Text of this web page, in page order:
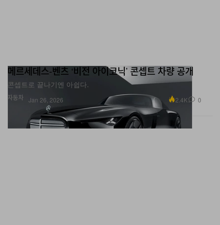
자동차
메르세데스-벤츠 ‘비전 아이코닉’ 콘셉트 차량 공개
콘셉트로 끝나기엔 아쉽다.
Jan 26, 2026 2.4K 0